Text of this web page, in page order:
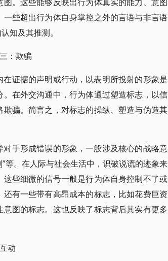
些超出行为体自身掌控之外的言语与非言语
知及其推测。
：欺骗
证据的声明或行动，以表明所投射的形象是
在外交沟通中，行为体通过塑造标志，以信
骗。简言之，对标志的操纵、塑造与伪造其
手形成错误的形象，一般涉及核心的战略意
等。在人际与社会生活中，识破说谎的迹象来
些细微的信号一般是行为体自身控制不了或
有一些带有高昂成本的标志，比如花费巨资
图的标志。这也反映了标志背后其实有更多
动